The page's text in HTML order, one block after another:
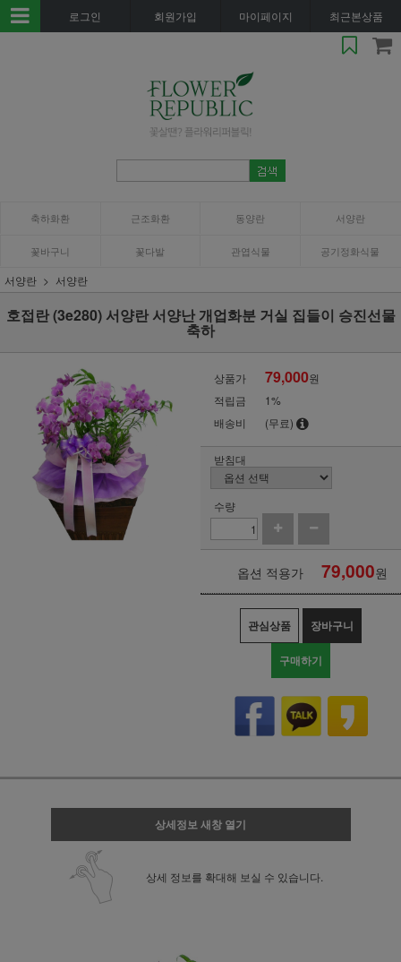
로그인 회원가입 마이페이지 최근본상품
축하화환 근조화환 동양란 서양란
꽃바구니 꽃다발 관엽식물 공기정화식물
서양란 서양란
호접란 (3e280) 서양란 서양난 개업화분 거실 집들이 승진선물
축하
상품가 79,000원
적립금
1%
배송비
(무료)
받침대
수량
옵션 적용가 79,000원
관심상품 장바구니
구매하기
상세정보 새창 열기
상세 정보를 확대해 보실 수 있습니다.